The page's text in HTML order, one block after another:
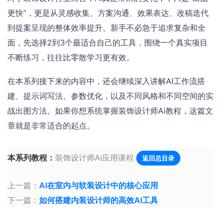
更快”，更是从灵感收集、方案沟通、效果表达、改稿迭代
到提案呈现的整体效率提升。新手不必急于追求复杂和全
面，先选择2到3个最适合自己的工具，围绕一个真实项目
不断练习，往往比零散学习更有效。
在本系列接下来的内容中，还会继续深入讲解AI工作流搭
建、提示词写法、参数优化，以及不同风格和不同空间的实
战出图方法。如果你想系统掌握装饰设计师Ai教程，这篇文
章就是非常适合的起点。
本系列教程： 装饰设计师Ai应用课程 返回总目录
上一篇： AI在室内与软装设计中的核心应用
下一篇： 如何搭建内装设计师的高效AI工具